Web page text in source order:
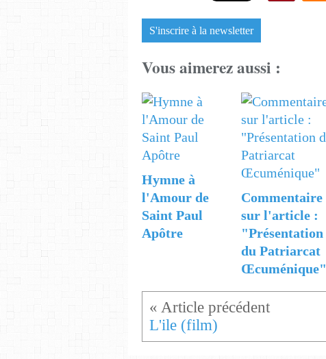
S'inscrire à la newsletter
Vous aimerez aussi :
Hymne à
l'Amour de
Saint Paul
Apôtre
Commentaire
sur l'article :
"Présentation
du Patriarcat
Œcuménique"
L'ile (film)